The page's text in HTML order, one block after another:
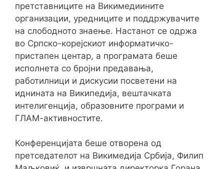
претставниците на Викимедиините
организации, уредниците и поддржувачите
на слободното знаење. Настанот се одржа
во Српско-корејскиот информатичко-
пристапен центар, а програмата беше
исполнета со бројни предавања,
работилници и дискусии посветени на
иднината на Википедија, вештачката
интелигенција, образовните програми и
ГЛАМ-активностите.
Конференцијата беше отворена од
претседателот на Викимедија Србија, Филип